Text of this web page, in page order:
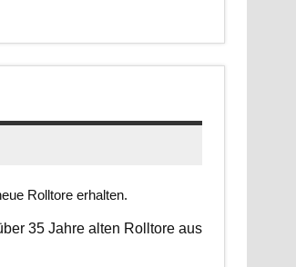
Rolltore erhalten.
35 Jahre alten Rolltore aus